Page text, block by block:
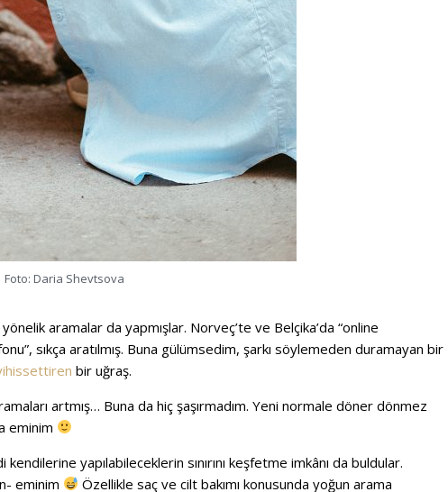
Foto: Daria Shevtsova
aramalar da yapmışlar. Norveç’te ve Belçika’da “online
sıkça aratılmış. Buna gülümsedim, şarkı söylemeden duramayan bir
bir uğraş.
artmış… Buna da hiç şaşırmadım. Yeni normale döner dönmez
eminim
yapılabileceklerin sınırını keşfetme imkânı da buldular.
eminim
Özellikle saç ve cilt bakımı konusunda yoğun arama